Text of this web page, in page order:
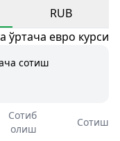
RUB
ўртача евро курси
сотиш
Сотиб
олиш
Сотиш